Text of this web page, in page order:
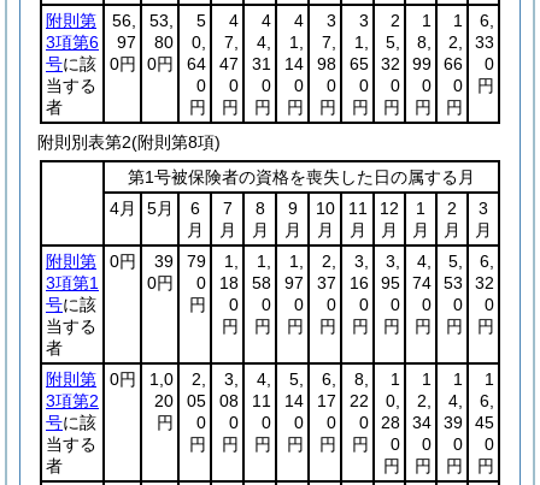
附則第
3項第6
号に該
当する
者
56,
97
0円
53,
80
0円
5
0,
64
0
円
4
7,
47
0
円
4
4,
31
0
円
4
1,
14
0
円
3
7,
98
0
円
3
1,
65
0
円
2
5,
32
0
円
1
8,
99
0
円
1
2,
66
0
円
6,
33
0
円
附則別表第2(附則第8項)
第1号被保険者の資格を喪失した日の属する月
4月
5月
6
月
7
月
8
月
9
月
10
月
11
月
12
月
1
月
2
月
3
月
附則第
3項第1
号に該
当する
者
0円
39
0円
79
0
円
1,
18
0
円
1,
58
0
円
1,
97
0
円
2,
37
0
円
3,
16
0
円
3,
95
0
円
4,
74
0
円
5,
53
0
円
6,
32
0
円
附則第
3項第2
号に該
当する
者
0円
1,0
20
円
2,
05
0
円
3,
08
0
円
4,
11
0
円
5,
14
0
円
6,
17
0
円
8,
22
0
円
1
0,
28
0
円
1
2,
34
0
円
1
4,
39
0
円
1
6,
45
0
円